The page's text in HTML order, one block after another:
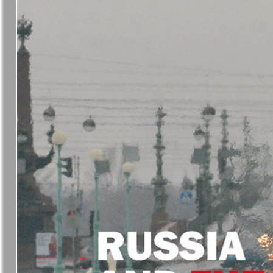
19 20
25
Новые Земляки
Panorama-mir Партнер
Русский вояж
Архив необновляющихся на сайте изданий